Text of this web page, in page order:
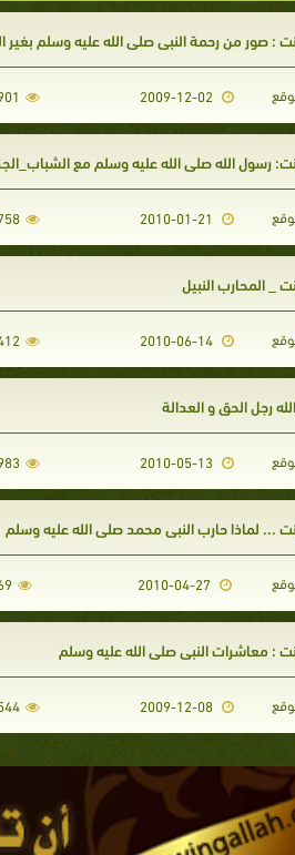
: صور من رحمة النبي صلى الله عليه وسلم بغير
رسول الله صلى الله عليه وسلم مع الشباب_الجزء
_ المحارب النبيل
رجل الحق و العدالة
... لماذا حارب النبي محمد صلى الله عليه وسلم
: معاشرات النبي صلى الله عليه وسلم